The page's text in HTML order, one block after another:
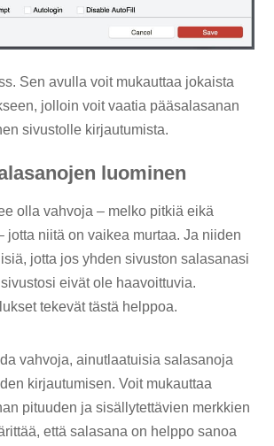
Sen avulla voit mukauttaa jokaista
jolloin voit vaatia pääsalasanan
sivustolle kirjautumista.
luominen
olla vahvoja – melko pitkiä eikä
jotta niitä on vaikea murtaa. Ja niiden
jotta jos yhden sivuston salasanasi
eivät ole haavoittuvia.
tekevät tästä helppoa.
vahvoja, ainutlaatuisia salasanoja
kirjautumisen. Voit mukauttaa
pituuden ja sisällytettävien merkkien
että salasana on helppo sanoa